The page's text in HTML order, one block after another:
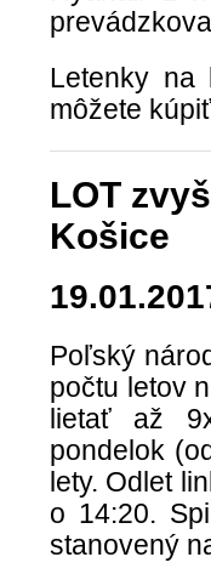
Letenky na
môžete
LOT
Košice
Poľský
počtu letov
lietať až
pondelok
lety. Odlet
o 14:20.
stanovený